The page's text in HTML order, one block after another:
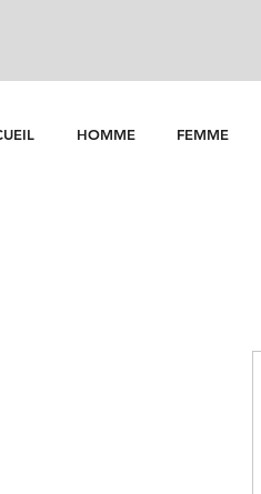
HOMME FEMME